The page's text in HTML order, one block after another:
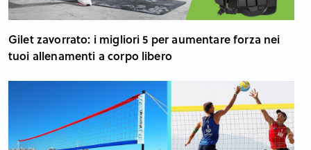
Gilet zavorrato: i migliori 5 per aumentare forza nei
tuoi allenamenti a corpo libero